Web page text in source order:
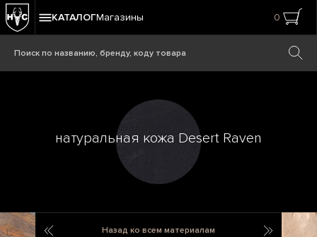
КАТАЛОГМагазины 0
натуральная кожа Desert Raven
вяз и железо Old Door And Polished Iron
Назад ко всем материалам